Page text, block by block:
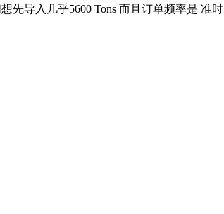
先导入几乎5600 Tons 而且订单频率是 准时